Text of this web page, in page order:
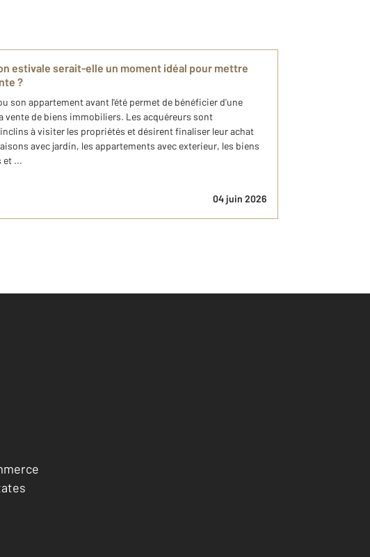
estivale serait-elle un moment idéal pour mettre
?
son appartement avant l'été permet de bénéficier d'une
vente de biens immobiliers. Les acquéreurs sont
à visiter les propriétés et désirent finaliser leur achat
avec jardin, les appartements avec exterieur, les biens
et ...
04 juin 2026
compte